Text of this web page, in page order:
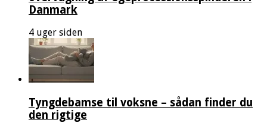
Danmark
4 uger siden
Tyngdebamse til voksne – sådan finder du
den rigtige